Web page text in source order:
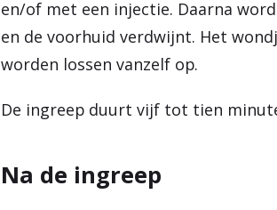
en/of met een injectie. Daarna
en de voorhuid verdwijnt. Het
worden lossen vanzelf op.
De ingreep duurt vijf tot tien
Na de ingreep